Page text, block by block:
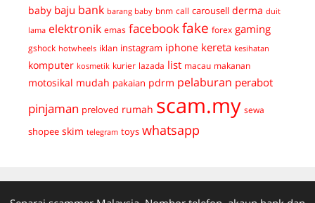
baby baju bank barang baby bnm call carousell derma duit
lama elektronik emas facebook fake forex gaming
gshock hotwheels iklan instagram iphone kereta kesihatan
komputer kosmetik kurier lazada list macau makanan
motosikal mudah pakaian pdrm pelaburan perabot
pinjaman preloved rumah scam.my sewa
shopee skim telegram toys whatsapp